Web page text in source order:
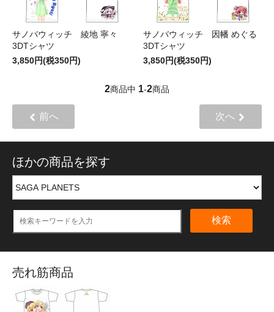
サノバウィッチ 綾地 寧々
3DTシャツ
3,850円(税350円)
サノバウィッチ 因幡 めぐる
3DTシャツ
3,850円(税350円)
2商品中 1-2商品
前へ 次へ
ほかの商品を探す
検索
売れ筋商品